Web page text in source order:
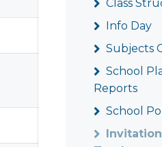
Class
Info Day
Subjects
School
Reports
School